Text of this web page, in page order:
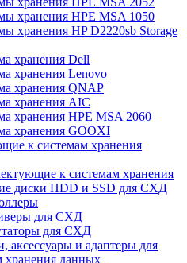
хранения HPE MSA 1050
хранения HP D2220sb Storage
хранения Dell
хранения Lenovo
хранения QNAP
хранения AIC
хранения HPE MSA 2060
хранения GOOXI
к системам хранения
к системам хранения
диски HDD и SSD для СХД
для СХД
для СХД
аксессуары и адаптеры для
хранения данных